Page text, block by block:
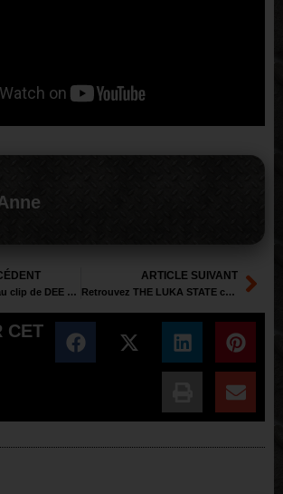
VIDEO – Nouveau clip de DEE SNIDER I Gotta Rock (Again)
ARTICLE SUIVANT
Retrouvez THE LUKA STATE ce soir dans TARATATA
CET